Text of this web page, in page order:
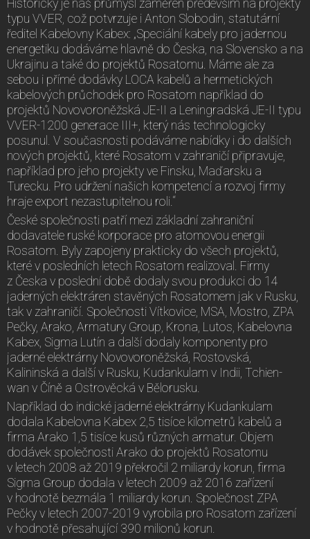
Historicky je náš průmysl zaměřen především na projekty
typu VVER, což potvrzuje i Anton Slobodin, statutární
ředitel Kabelovny Kabex: „Speciální kabely pro jadernou
energetiku dodáváme hlavně do Česka, na Slovensko a na
Ukrajinu a také do projektů Rosatomu. Máme ale za
sebou i přímé dodávky LOCA kabelů a hermetických
kabelových průchodek pro Rosatom například do
projektů Novovoroněžská JE-II a Leningradská JE-II typu
VVER-1200 generace III+, který nás technologicky
posunul. V současnosti podáváme nabídky i do dalších
nových projektů, které Rosatom v zahraničí připravuje,
například pro jeho projekty ve Finsku, Maďarsku a
Turecku. Pro udržení našich kompetencí a rozvoj firmy
hraje export nezastupitelnou roli.“
České společnosti patří mezi základní zahraniční
dodavatele ruské korporace pro atomovou energii
Rosatom. Byly zapojeny prakticky do všech projektů,
které v posledních letech Rosatom realizoval. Firmy
z Česka v poslední době dodaly svou produkci do 14
jaderných elektráren stavěných Rosatomem jak v Rusku,
tak v zahraničí. Společnosti Vítkovice, MSA, Mostro, ZPA
Pečky, Arako, Armatury Group, Krona, Lutos, Kabelovna
Kabex, Sigma Lutín a další dodaly komponenty pro
jaderné elektrárny Novovoroněžská, Rostovská,
Kalininská a další v Rusku, Kudankulam v Indii, Tchien-
wan v Číně a Ostrověcká v Bělorusku.
Například do indické jaderné elektrárny Kudankulam
dodala Kabelovna Kabex 2,5 tisíce kilometrů kabelů a
firma Arako 1,5 tisíce kusů různých armatur. Objem
dodávek společnosti Arako do projektů Rosatomu
v letech 2008 až 2019 překročil 2 miliardy korun, firma
Sigma Group dodala v letech 2009 až 2016 zařízení
v hodnotě bezmála 1 miliardy korun. Společnost ZPA
Pečky v letech 2007-2019 vyrobila pro Rosatom zařízení
v hodnotě přesahující 390 milionů korun.